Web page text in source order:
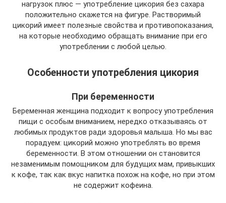
нагрузок плюс — употребление цикория без сахара
положительно скажется на фигуре. Растворимый
цикорий имеет полезные свойства и противопоказания,
на которые необходимо обращать внимание при его
употреблении с любой целью.
Особенности употребления цикория
При беременности
Беременная женщина подходит к вопросу употребления
пищи с особым вниманием, нередко отказываясь от
любимых продуктов ради здоровья малыша. Но мы вас
порадуем: цикорий можно употреблять во время
беременности. В этом отношении он становится
незаменимым помощником для будущих мам, привыкших
к кофе, так как вкус напитка похож на кофе, но при этом
не содержит кофеина.